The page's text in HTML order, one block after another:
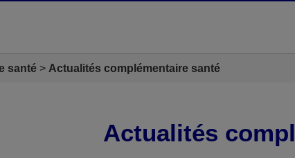
santé Actualités complémentaire santé
Actualités